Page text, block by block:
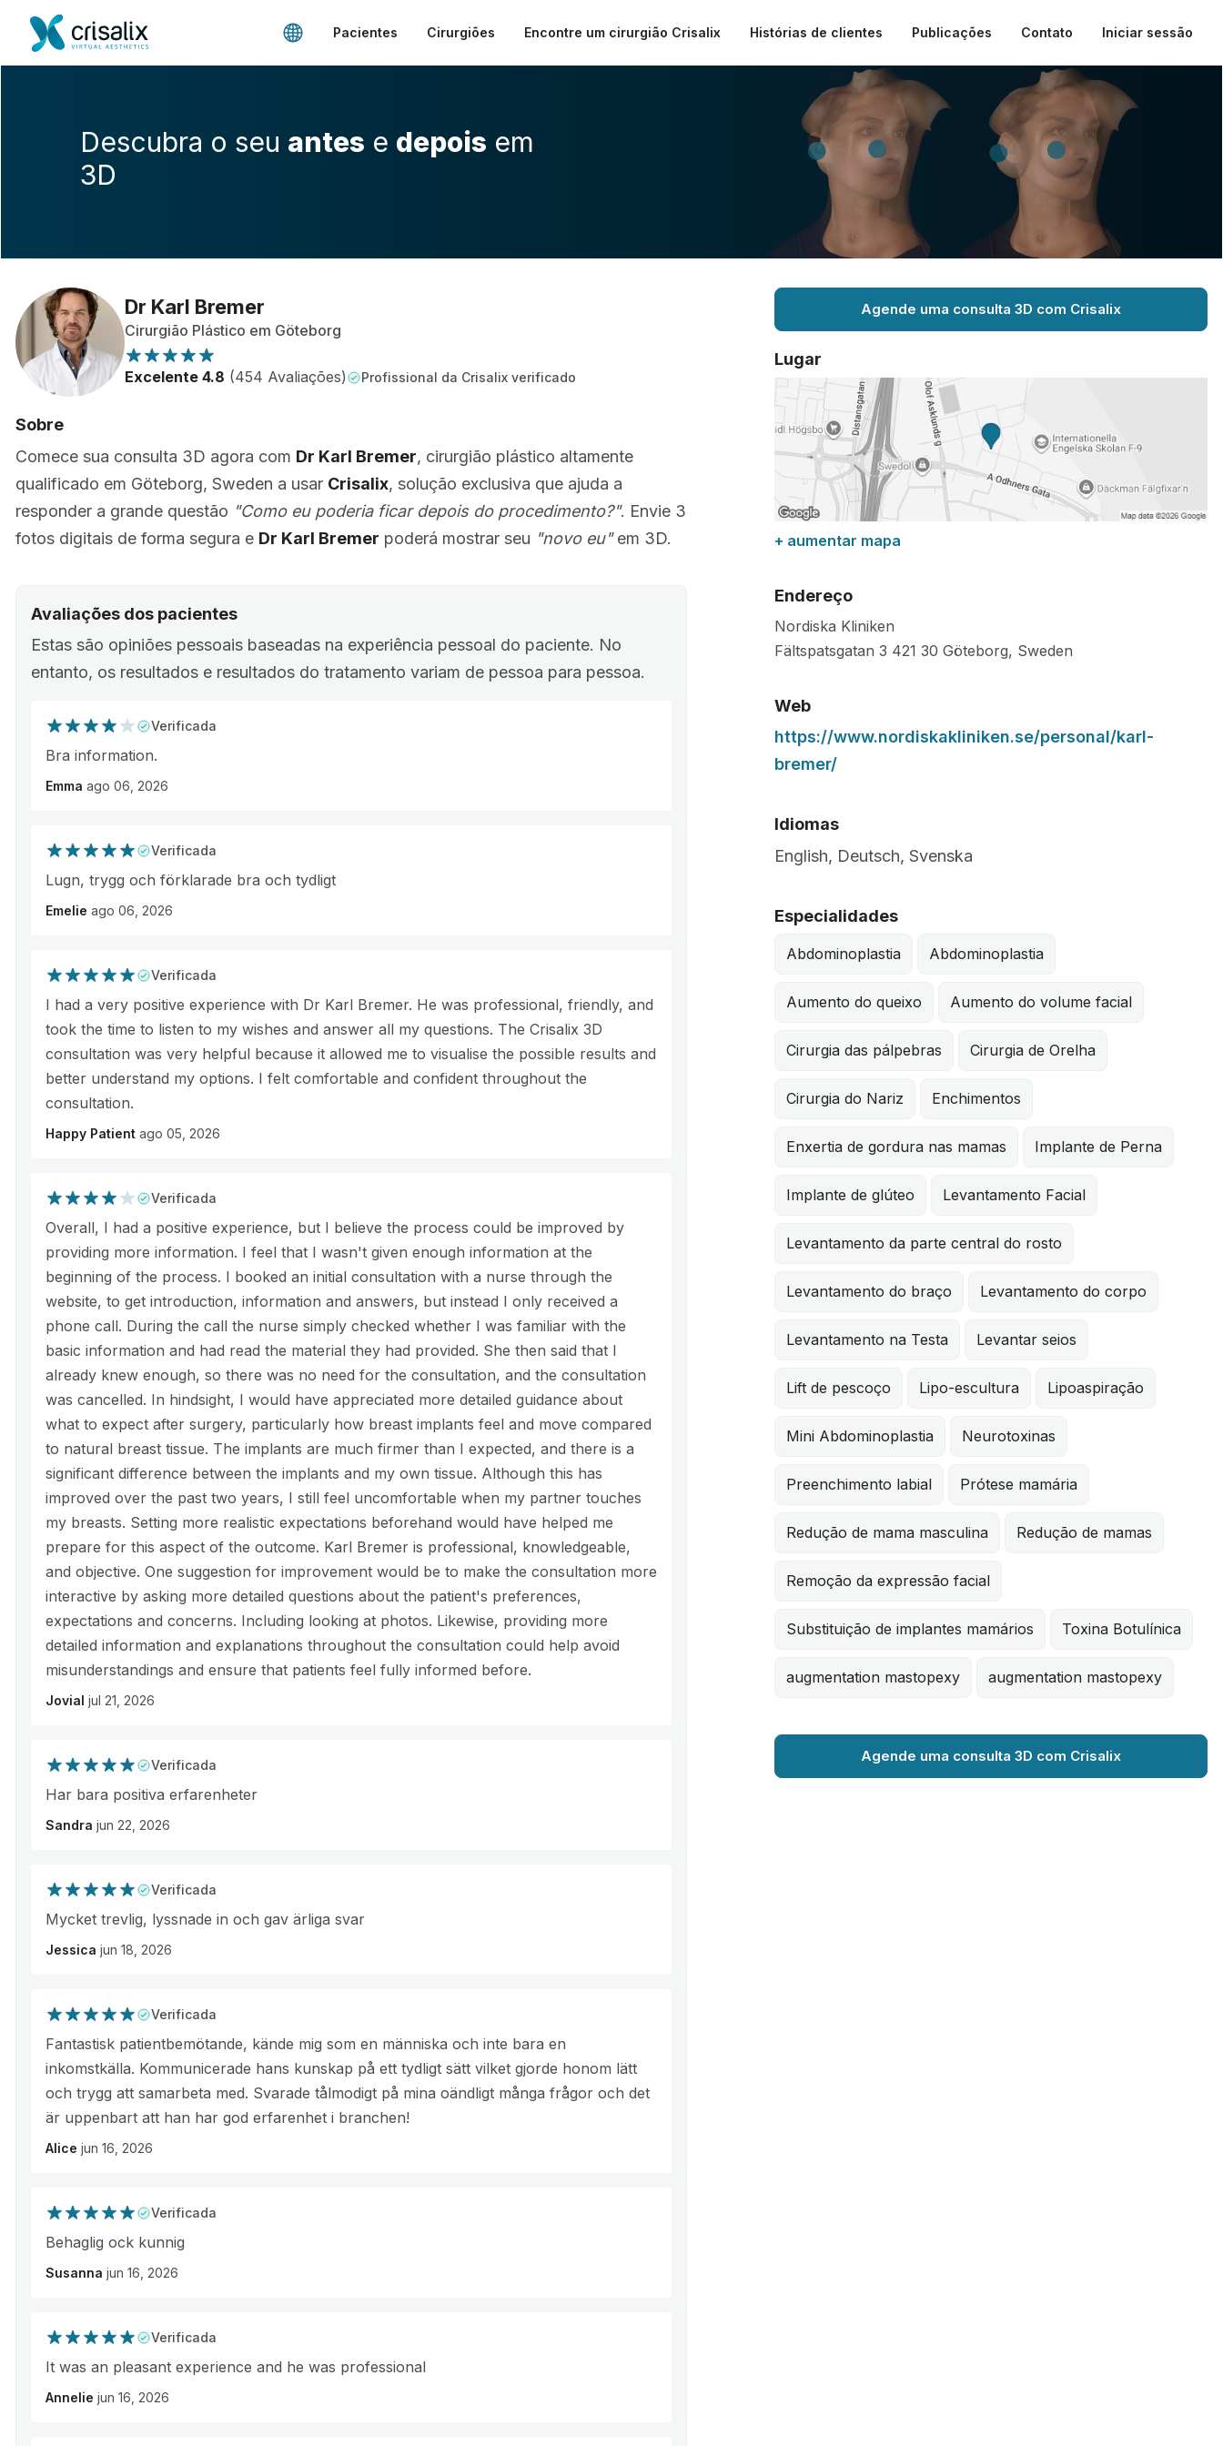
Pacientes Cirurgiões Encontre um cirurgião Crisalix Histórias de clientes Publicações Contato Iniciar sessão
Descubra o seu antes e depois em
3D
Dr Karl Bremer
Cirurgião Plástico em Göteborg
Excelente 4.8 (454 Avaliações) Profissional da Crisalix verificado
Sobre
Comece sua consulta 3D agora com Dr Karl Bremer, cirurgião plástico altamente
qualificado em Göteborg, Sweden a usar Crisalix, solução exclusiva que ajuda a
responder a grande questão "Como eu poderia ficar depois do procedimento?". Envie 3
fotos digitais de forma segura e Dr Karl Bremer poderá mostrar seu "novo eu"em 3D.
Avaliações dos pacientes
Estas são opiniões pessoais baseadas na experiência pessoal do paciente. No
entanto, os resultados e resultados do tratamento variam de pessoa para pessoa.
Verificada
Bra information.
Emma ago 06, 2026
Verificada
Lugn, trygg och förklarade bra och tydligt
Emelie ago 06, 2026
Verificada
I had a very positive experience with Dr Karl Bremer. He was professional, friendly, and
took the time to listen to my wishes and answer all my questions. The Crisalix 3D
consultation was very helpful because it allowed me to visualise the possible results and
better understand my options. I felt comfortable and confident throughout the
consultation.
Happy Patient ago 05, 2026
Verificada
Overall, I had a positive experience, but I believe the process could be improved by
providing more information. I feel that I wasn't given enough information at the
beginning of the process. I booked an initial consultation with a nurse through the
website, to get introduction, information and answers, but instead I only received a
phone call. During the call the nurse simply checked whether I was familiar with the
basic information and had read the material they had provided. She then said that I
already knew enough, so there was no need for the consultation, and the consultation
was cancelled. In hindsight, I would have appreciated more detailed guidance about
what to expect after surgery, particularly how breast implants feel and move compared
to natural breast tissue. The implants are much firmer than I expected, and there is a
significant difference between the implants and my own tissue. Although this has
improved over the past two years, I still feel uncomfortable when my partner touches
my breasts. Setting more realistic expectations beforehand would have helped me
prepare for this aspect of the outcome. Karl Bremer is professional, knowledgeable,
and objective. One suggestion for improvement would be to make the consultation more
interactive by asking more detailed questions about the patient's preferences,
expectations and concerns. Including looking at photos. Likewise, providing more
detailed information and explanations throughout the consultation could help avoid
misunderstandings and ensure that patients feel fully informed before.
Jovial jul 21, 2026
Verificada
Har bara positiva erfarenheter
Sandra jun 22, 2026
Verificada
Mycket trevlig, lyssnade in och gav ärliga svar
Jessica jun 18, 2026
Verificada
Fantastisk patientbemötande, kände mig som en människa och inte bara en
inkomstkälla. Kommunicerade hans kunskap på ett tydligt sätt vilket gjorde honom lätt
och trygg att samarbeta med. Svarade tålmodigt på mina oändligt många frågor och det
är uppenbart att han har god erfarenhet i branchen!
Alice jun 16, 2026
Verificada
Behaglig ock kunnig
Susanna jun 16, 2026
Verificada
It was an pleasant experience and he was professional
Annelie jun 16, 2026
Agende uma consulta 3D com Crisalix
Lugar
+ aumentar mapa
Endereço
Nordiska Kliniken
Fältspatsgatan 3 421 30 Göteborg, Sweden
Web
https://www.nordiskakliniken.se/personal/karl-
bremer/
Idiomas
English, Deutsch, Svenska
Especialidades
Abdominoplastia Abdominoplastia
Aumento do queixo Aumento do volume facial
Cirurgia das pálpebras Cirurgia de Orelha
Cirurgia do Nariz Enchimentos
Enxertia de gordura nas mamas Implante de Perna
Implante de glúteo Levantamento Facial
Levantamento da parte central do rosto
Levantamento do braço Levantamento do corpo
Levantamento na Testa Levantar seios
Lift de pescoço Lipo-escultura Lipoaspiração
Mini Abdominoplastia Neurotoxinas
Preenchimento labial Prótese mamária
Redução de mama masculina Redução de mamas
Remoção da expressão facial
Substituição de implantes mamários Toxina Botulínica
augmentation mastopexy augmentation mastopexy
Agende uma consulta 3D com Crisalix